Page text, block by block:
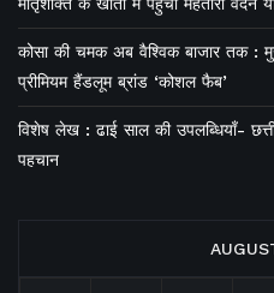
कोसा की चमक अब वैश्विक बाजार तक :
प्रीमियम हैंडलूम ब्रांड ‘कोशल फैब’
विशेष लेख : ढाई साल की उपलब्धियाँ-
पहचान